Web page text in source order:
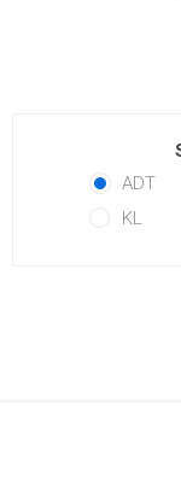
ADT
KL